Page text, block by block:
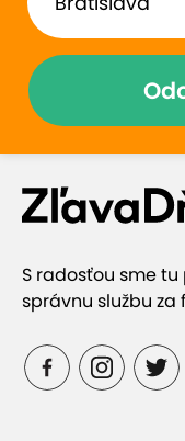
S radosťou sme tu
správnu službu za